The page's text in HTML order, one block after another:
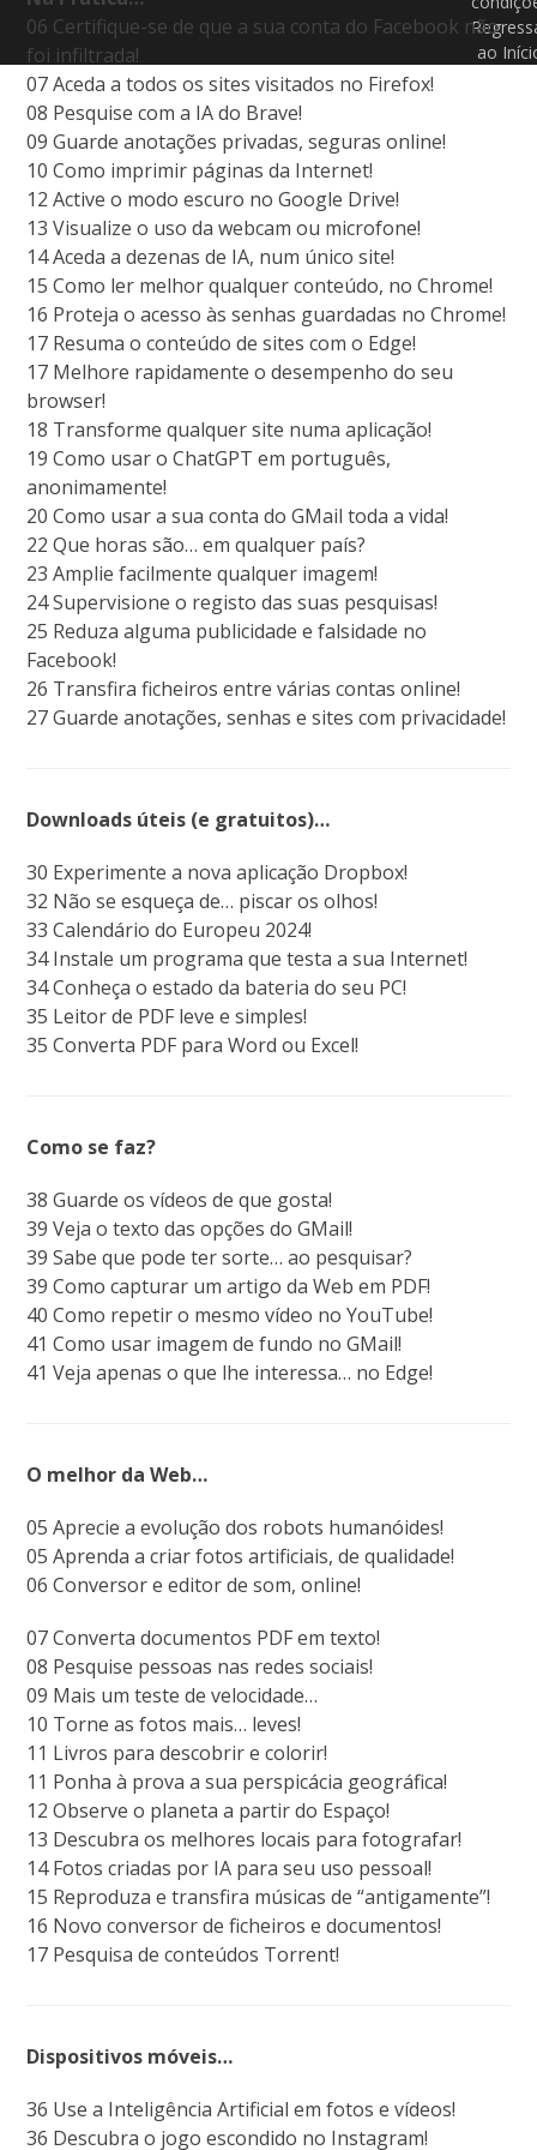
06 Certifique-se de que a sua conta do Facebook não
foi infiltrada!
07 Aceda a todos os sites visitados no Firefox!
08 Pesquise com a IA do Brave!
09 Guarde anotações privadas, seguras online!
10 Como imprimir páginas da Internet!
12 Active o modo escuro no Google Drive!
13 Visualize o uso da webcam ou microfone!
14 Aceda a dezenas de IA, num único site!
15 Como ler melhor qualquer conteúdo, no Chrome!
16 Proteja o acesso às senhas guardadas no Chrome!
17 Resuma o conteúdo de sites com o Edge!
17 Melhore rapidamente o desempenho do seu
browser!
18 Transforme qualquer site numa aplicação!
19 Como usar o ChatGPT em português,
anonimamente!
20 Como usar a sua conta do GMail toda a vida!
22 Que horas são… em qualquer país?
23 Amplie facilmente qualquer imagem!
24 Supervisione o registo das suas pesquisas!
25 Reduza alguma publicidade e falsidade no
Facebook!
26 Transfira ficheiros entre várias contas online!
27 Guarde anotações, senhas e sites com privacidade!
Downloads úteis (e gratuitos)…
30 Experimente a nova aplicação Dropbox!
32 Não se esqueça de… piscar os olhos!
33 Calendário do Europeu 2024!
34 Instale um programa que testa a sua Internet!
34 Conheça o estado da bateria do seu PC!
35 Leitor de PDF leve e simples!
35 Converta PDF para Word ou Excel!
Como se faz?
38 Guarde os vídeos de que gosta!
39 Veja o texto das opções do GMail!
39 Sabe que pode ter sorte… ao pesquisar?
39 Como capturar um artigo da Web em PDF!
40 Como repetir o mesmo vídeo no YouTube!
41 Como usar imagem de fundo no GMail!
41 Veja apenas o que lhe interessa… no Edge!
O melhor da Web…
05 Aprecie a evolução dos robots humanóides!
05 Aprenda a criar fotos artificiais, de qualidade!
06 Conversor e editor de som, online!
07 Converta documentos PDF em texto!
08 Pesquise pessoas nas redes sociais!
09 Mais um teste de velocidade…
10 Torne as fotos mais… leves!
11 Livros para descobrir e colorir!
11 Ponha à prova a sua perspicácia geográfica!
12 Observe o planeta a partir do Espaço!
13 Descubra os melhores locais para fotografar!
14 Fotos criadas por IA para seu uso pessoal!
15 Reproduza e transfira músicas de “antigamente”!
16 Novo conversor de ficheiros e documentos!
17 Pesquisa de conteúdos Torrent!
Dispositivos móveis…
36 Use a Inteligência Artificial em fotos e vídeos!
36 Descubra o jogo escondido no Instagram!
ao